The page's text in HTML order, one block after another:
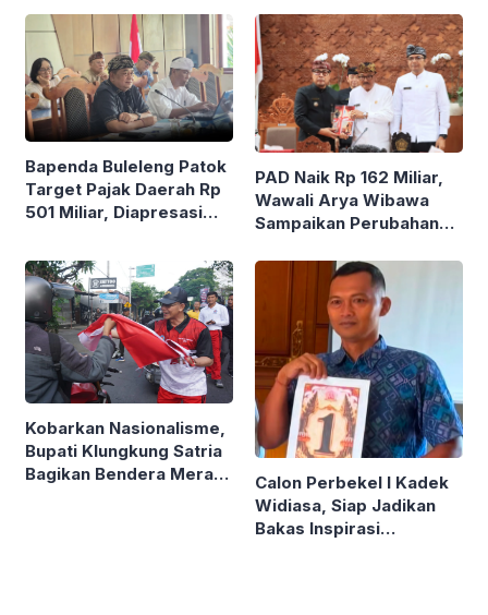
Bapenda Buleleng Patok
Target Pajak Daerah Rp
501 Miliar, Diapresasi
PAD Naik Rp 162 Miliar,
Wawali Arya Wibawa
Sampaikan Perubahan
Ranperda Event
Strategis
Kobarkan Nasionalisme,
Bupati Klungkung Satria
Bagikan Bendera Merah
Calon Perbekel I Kadek
Widiasa, Siap Jadikan
Bakas Inspirasi